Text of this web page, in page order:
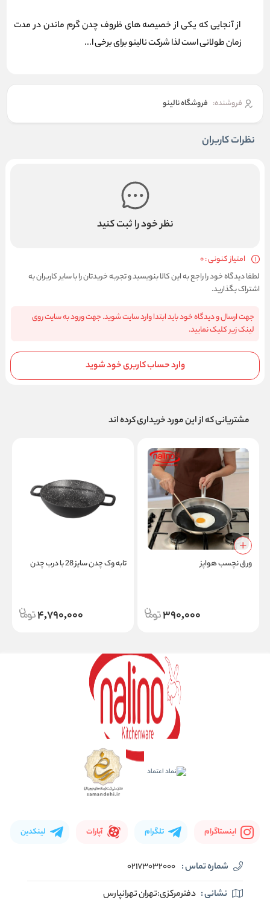
از آنجایی که یکی از خصیصه های ظروف چدن گرم ماندن در مدت
زمان طولانی است لذا شرکت نالینو برای برخی ا...
فروشنده: فروشگاه نالینو
نظرات کاربران
نظر خود را ثبت کنید
امتیاز کنونی : 0
لطفا دیدگاه خود را راجع به این کالا بنویسید و تجربه خریدتان را با سایر کاربران به
اشتراک بگذارید.
جهت ارسال و دیدگاه خود باید ابتدا وارد سایت شوید. جهت ورود به سایت روی
لینک زیر کلیک نمایید.
وارد حساب کاربری خود شوید
مشتریانی که از این مورد خریداری کرده اند
ورق نچسب هواپز
390,000
تابه وک چدن سایز 28 با درب چدن
4,790,000
اینستاگرام تلگرام آپارات لینکدین
شماره تماس : 02173032000
نشانی : دفترمرکزی:تهران تهرانپارس